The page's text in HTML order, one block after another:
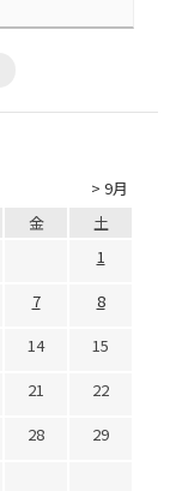
> 9月
金
土
1
7
8
14
15
21
22
28
29